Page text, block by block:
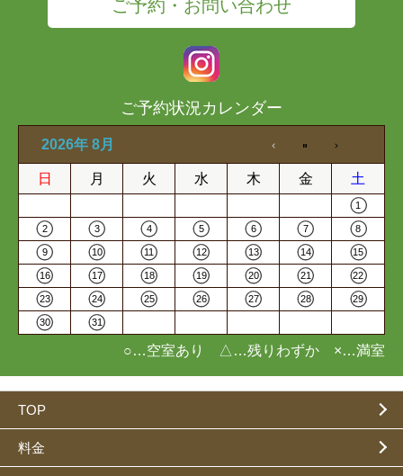
ご予約・お問い合わせ
ご予約状況カレンダー
2026年 8月
日 月 火 水 木 金 土
1
2 3 4 5 6 7 8
9 10 11 12 13 14 15
16 17 18 19 20 21 22
23 24 25 26 27 28 29
30 31
○…空室あり △…残りわずか ×…満室
TOP
料金